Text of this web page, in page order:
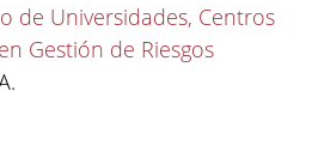
de Universidades, Centros
Gestión de Riesgos